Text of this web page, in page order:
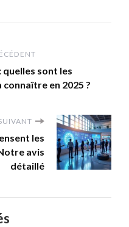
quelles sont les
connaître en 2025 ?
les
avis
détaillé